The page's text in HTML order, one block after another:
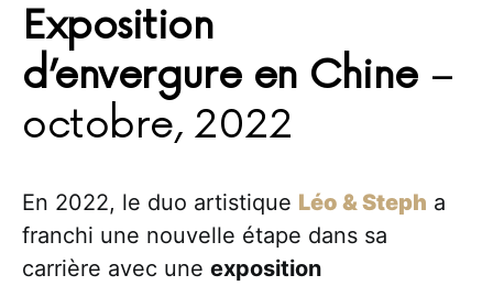
Exposition
d’envergureen Chine –
octobre, 2022
En 2022, le duo artistique Léo & Steph a
franchi une nouvelle étape dans sa
carrière avec une exposition